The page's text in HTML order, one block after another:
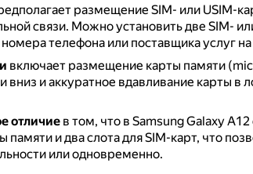
размещение SIM- или USIM-
связи. Можно установить две SIM-
телефона или поставщика услуг
включает размещение карты памяти
вниз и аккуратное вдавливание карты в
отличиев том, что в Samsung Galaxy A12
памяти и два слота для SIM-карт, что
или одновременно.